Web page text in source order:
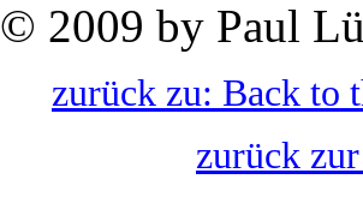
© 2009 by Paul
zurück zu: Back to
zurück